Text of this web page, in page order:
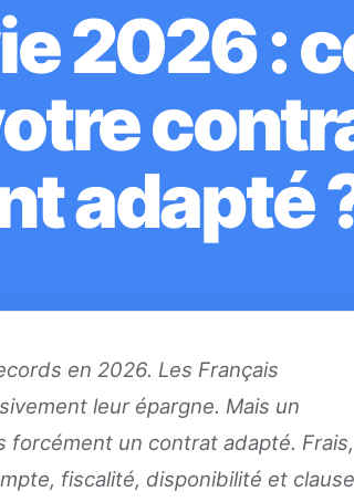
2026 :
adapté
en 2026. Les Français
leur épargne. Mais un
forcément un contrat adapté. Frais,
fiscalité, disponibilité et clause